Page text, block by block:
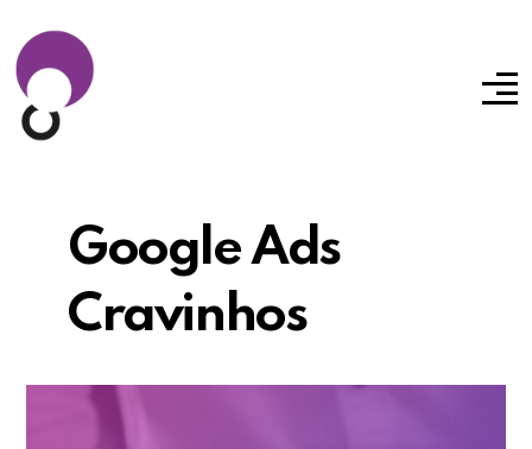
Google Ads
Cravinhos